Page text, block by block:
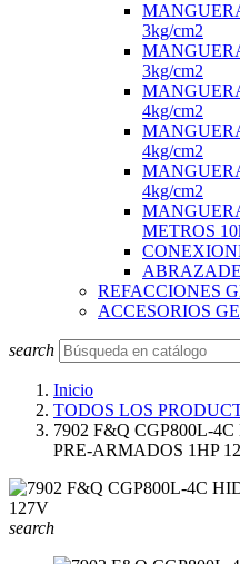
3kg/cm2
3kg/cm2
4kg/cm2
4kg/cm2
4kg/cm2
METROS
REFACCIONES
ACCESORIOS
search
Inicio
TODOS LOS
7902 F&Q CGP800L-
PRE-ARMADOS 1HP
search